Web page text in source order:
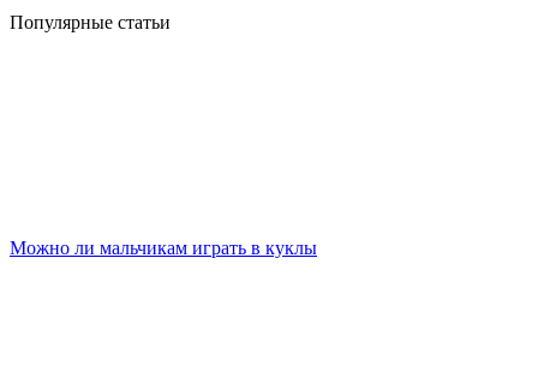
Популярные статьи
Можно ли мальчикам играть в куклы